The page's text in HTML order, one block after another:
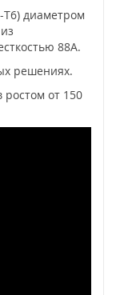
диаметром
88А.
решениях.
ростом от 150